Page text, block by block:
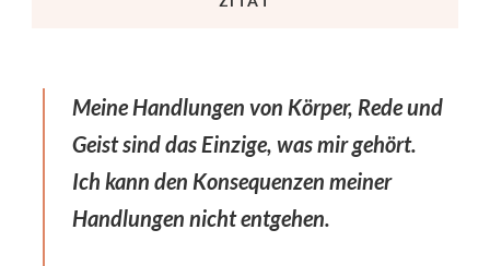
Meine Handlungen von Körper, Rede und
Geist sind das Einzige, was mir gehört.
Ich kann den Konsequenzen meiner
Handlungen nicht entgehen.